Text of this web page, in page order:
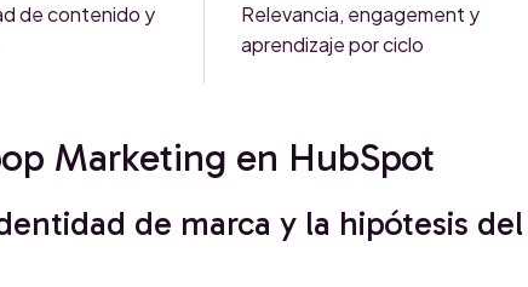
de contenido y
Relevancia, engagement y
aprendizaje por ciclo
Marketing en HubSpot
de marca y la hipótesis del